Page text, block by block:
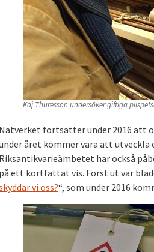
Kaj Thuresson undersöker giftiga
Nätverket fortsätter under 2016 att
året kommer vara att
Riksantikvarieämbetet har också
på ett kortfattat vis. Först ut var
vi oss?“, som under 2016